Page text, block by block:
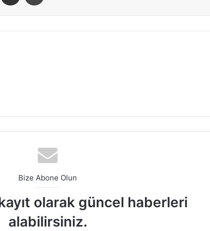
Bize Abone Olun
olarak güncel haberleri
alabilirsiniz.